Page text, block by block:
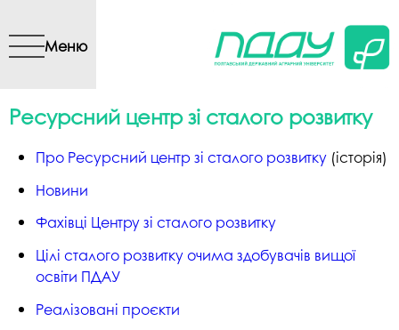
вмісту
Меню
Ресурсний центр зі сталого розвитку
Про Ресурсний центр зі сталого розвитку (історія)
Новини
Фахівці Центру зі сталого розвитку
Цілі сталого розвитку очима здобувачів вищої
освіти ПДАУ
Реалізовані проєкти